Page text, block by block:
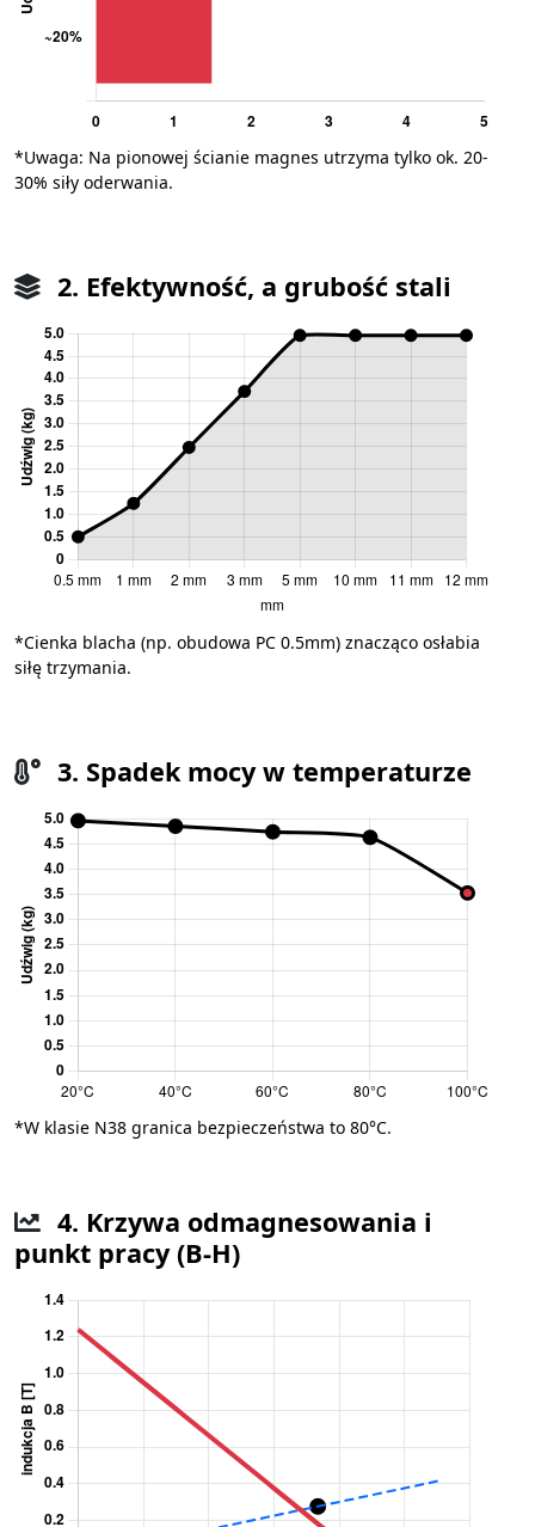
*Uwaga: Na pionowej ścianie magnes utrzyma tylko ok. 20-
30% siły oderwania.
2. Efektywność, a grubość stali
*Cienka blacha (np. obudowa PC 0.5mm) znacząco osłabia
siłę trzymania.
3. Spadek mocy w temperaturze
*W klasie N38 granica bezpieczeństwa to 80°C.
4. Krzywa odmagnesowania i
punkt pracy (B-H)